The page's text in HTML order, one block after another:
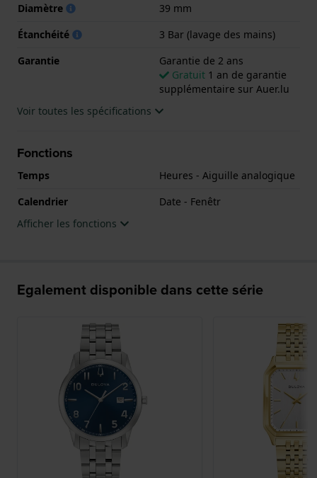
Diamètre
39 mm
Étanchéité
3 Bar (lavage des mains)
Garantie
Garantie de 2 ans
Gratuit 1 an de garantie
supplémentaire sur Auer.lu
Voir toutes les spécifications
Fonctions
Temps
Heures - Aiguille analogique
Calendrier
Date - Fenêtr
Afficher les fonctions
Egalement disponible dans cette série